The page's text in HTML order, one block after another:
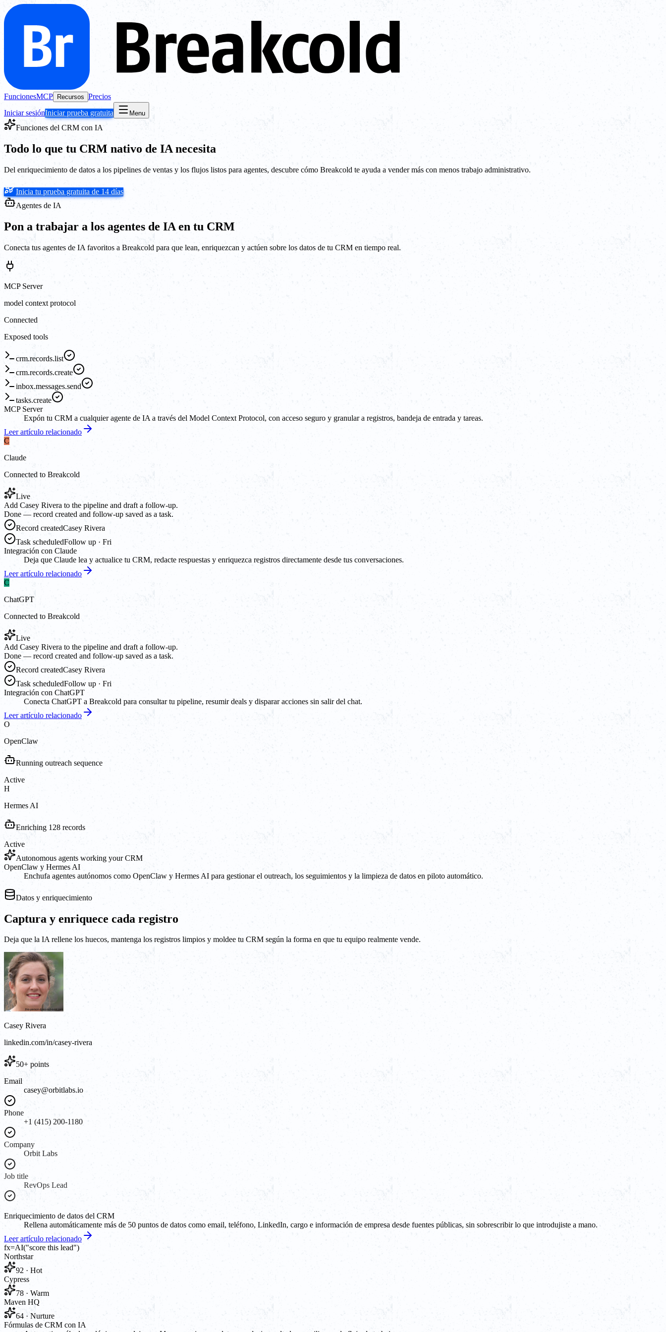
FuncionesMCP Recursos Precios
Iniciar sesiónIniciar prueba gratuita Menu
Funciones del CRM con IA
Todo lo que tu CRM nativo de IA necesita
Del enriquecimiento de datos a los pipelines de ventas y los flujos listos para agentes, descubre cómo Breakcold te ayuda a vender más con menos trabajo administrativo.
Inicia tu prueba gratuita de 14 días
Agentes de IA
Pon a trabajar a los agentes de IA en tu CRM
Conecta tus agentes de IA favoritos a Breakcold para que lean, enriquezcan y actúen sobre los datos de tu CRM en tiempo real.
MCP Server
model context protocol
Connected
Exposed tools
crm.records.list
crm.records.create
inbox.messages.send
tasks.create
MCP Server
Expón tu CRM a cualquier agente de IA a través del Model Context Protocol, con acceso seguro y granular a registros, bandeja de entrada y tareas.
Leer artículo relacionado
C
Claude
Connected to Breakcold
Live
Add Casey Rivera to the pipeline and draft a follow-up.
Done — record created and follow-up saved as a task.
Record createdCasey Rivera
Task scheduledFollow up · Fri
Integración con Claude
Deja que Claude lea y actualice tu CRM, redacte respuestas y enriquezca registros directamente desde tus conversaciones.
Leer artículo relacionado
C
ChatGPT
Connected to Breakcold
Live
Add Casey Rivera to the pipeline and draft a follow-up.
Done — record created and follow-up saved as a task.
Record createdCasey Rivera
Task scheduledFollow up · Fri
Integración con ChatGPT
Conecta ChatGPT a Breakcold para consultar tu pipeline, resumir deals y disparar acciones sin salir del chat.
Leer artículo relacionado
O
OpenClaw
Running outreach sequence
Active
H
Hermes AI
Enriching 128 records
Active
Autonomous agents working your CRM
OpenClaw y Hermes AI
Enchufa agentes autónomos como OpenClaw y Hermes AI para gestionar el outreach, los seguimientos y la limpieza de datos en piloto automático.
Datos y enriquecimiento
Captura y enriquece cada registro
Deja que la IA rellene los huecos, mantenga los registros limpios y moldee tu CRM según la forma en que tu equipo realmente vende.
Casey Rivera
linkedin.com/in/casey-rivera
50+ points
Email
casey@orbitlabs.io
Phone
+1 (415) 200-1180
Company
Orbit Labs
Job title
RevOps Lead
Enriquecimiento de datos del CRM
Rellena automáticamente más de 50 puntos de datos como email, teléfono, LinkedIn, cargo e información de empresa desde fuentes públicas, sin sobrescribir lo que introdujiste a mano.
Leer artículo relacionado
fx=AI("score this lead")
Northstar
92 · Hot
Cypress
78 · Warm
Maven HQ
64 · Nurture
Fórmulas de CRM con IA